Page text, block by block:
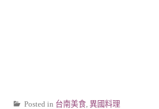
Posted in 台南美食 異國料理